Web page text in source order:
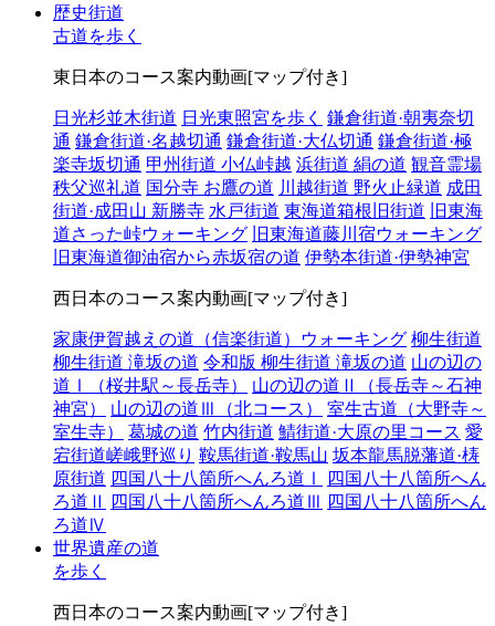
歴史街道
古道を歩く
東日本のコース案内動画[マップ付き]
日光杉並木街道 日光東照宮を歩く 鎌倉街道·朝夷奈切
通 鎌倉街道·名越切通 鎌倉街道·大仏切通 鎌倉街道·極
楽寺坂切通 甲州街道 小仏峠越 浜街道 絹の道 観音霊場
秩父巡礼道 国分寺 お鷹の道 川越街道 野火止緑道 成田
街道·成田山 新勝寺 水戸街道 東海道箱根旧街道
旧東海
道さった峠ウォーキング
旧東海道藤川宿ウォーキング
旧東海道御油宿から赤坂宿の道 伊勢本街道·伊勢神宮
西日本のコース案内動画[マップ付き]
家康伊賀越えの道（信楽街道）ウォーキング 柳生街道
柳生街道 滝坂の道 令和版 柳生街道 滝坂の道 山の辺の
道Ⅰ（桜井駅～長岳寺）
山の辺の道Ⅱ（長岳寺～石神
神宮）
山の辺の道Ⅲ（北コース）
室生古道（大野寺～
室生寺）
葛城の道 竹内街道 鯖街道·大原の里コース 愛
宕街道嵯峨野巡り 鞍馬街道·鞍馬山 坂本龍馬脱藩道·梼
原街道 四国八十八箇所へんろ道Ⅰ
四国八十八箇所へん
ろ道Ⅱ
四国八十八箇所へんろ道Ⅲ 四国八十八箇所へん
ろ道Ⅳ
世界遺産の道
を歩く
西日本のコース案内動画[マップ付き]